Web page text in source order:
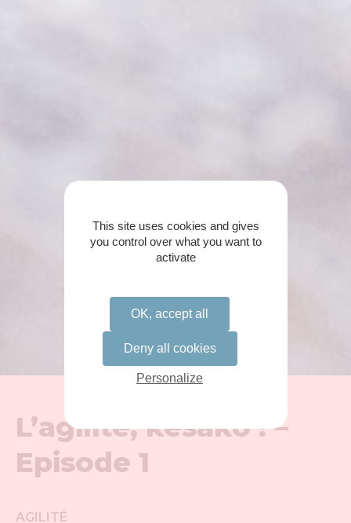
L’agilité, kesako ! –
Episode 1
AGILITÉ
This site uses cookies and gives
you control over what you want to
activate
OK, accept all
Deny all cookies
Personalize